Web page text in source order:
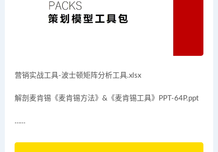
营销实战工具-波士顿矩阵分析工具.xlsx
解剖麦肯锡《麦肯锡方法》&《麦肯锡工具》PPT-64P.ppt
……